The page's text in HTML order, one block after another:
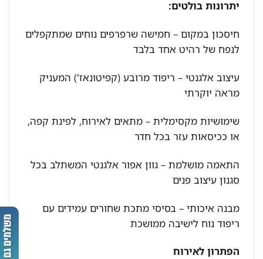
יתרונות בולטים:
חיסכון במקום – חמישה שרפרפים נוחים שמתקפלים
לנפח של רהיט אחד בלבד
עיצוב אלגנטי – ריפוד מרובע (קפיטונאז') המעניק
מראה יוקרתי
שימושיות מקסימלית – מתאים לאירוח, לפינת קפה,
או ככיסאות עזר בכל חדר
התאמה מושלמת – גוון אפור אלגנטי המשתלב בכל
סגנון עיצוב פנים
מבנה איכותי – בסיסי מתכת שחורים עמידים עם
ריפוד נוח לישיבה ממושכת
הפתרון לאירוח